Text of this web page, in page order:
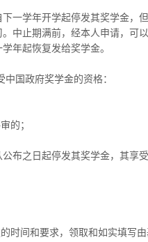
一学年开学起停发其奖学金，
中止期满前，经本人申请，可
年起恢复发给奖学金。
国政府奖学金的资格：
的；
布之日起停发其奖学金，其享
时间和要求，领取和如实填写